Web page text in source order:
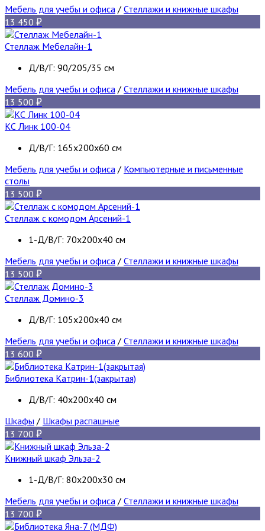
Мебель для учебы и офиса / Стеллажи и книжные шкафы
13 450
Стеллаж Мебелайн-1
Д/В/Г: 90/205/35 см
Мебель для учебы и офиса / Стеллажи и книжные шкафы
13 500
КС Линк 100-04
Д/В/Г: 165х200х60 см
Мебель для учебы и офиса / Компьютерные и письменные
столы
13 500
Стеллаж с комодом Арсений-1
1-Д/В/Г: 70х200х40 см
Мебель для учебы и офиса / Стеллажи и книжные шкафы
13 500
Стеллаж Домино-3
Д/В/Г: 105х200х40 см
Мебель для учебы и офиса / Стеллажи и книжные шкафы
13 600
Библиотека Катрин-1(закрытая)
Д/В/Г: 40х200х40 см
Шкафы / Шкафы распашные
13 700
Книжный шкаф Эльза-2
1-Д/В/Г: 80х200х30 см
Мебель для учебы и офиса / Стеллажи и книжные шкафы
13 700